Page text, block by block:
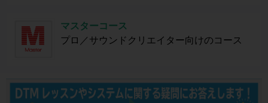
マスターコース
プロ／サウンドクリエイター向けのコース